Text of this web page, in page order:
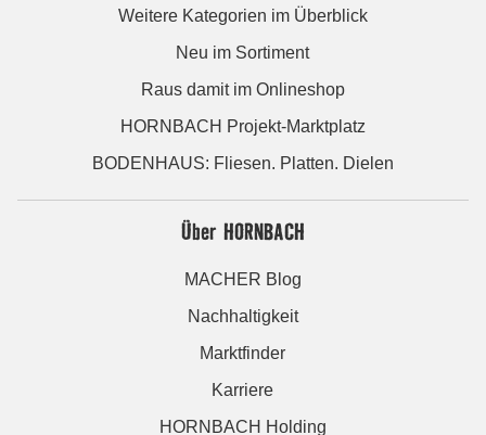
Weitere Kategorien im Überblick
Neu im Sortiment
Raus damit im Onlineshop
HORNBACH Projekt-Marktplatz
BODENHAUS: Fliesen. Platten. Dielen
Über HORNBACH
MACHER Blog
Nachhaltigkeit
Marktfinder
Karriere
HORNBACH Holding